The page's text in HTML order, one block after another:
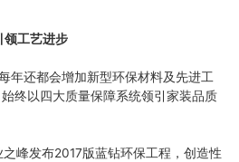
工艺进步
还都会增加新型环保材料及先进工
终以四大质量保障系统领引家装品质
峰发布2017版蓝钻环保工程，创造性